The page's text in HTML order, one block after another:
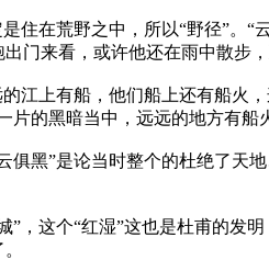
住在荒野之中，所以“野径”。
门来看，或许他还在雨中散步
江上有船，他们船上还有船火
片的黑暗当中，远远的地方有船
俱黑”是论当时整个的杜绝了天
”，这个“红湿”这也是杜甫的发